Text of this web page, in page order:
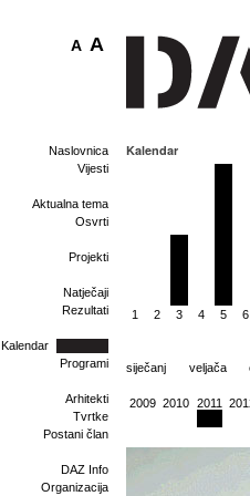
A A
Naslovnica
Vijesti
Aktualna tema
Osvrti
Projekti
Natječaji
Rezultati
Kalendar
Programi
Arhitekti
Tvrtke
Postani član
DAZ Info
Organizacija
Kalendar
1 2 3 4 5 6
siječanj veljača
2009 2010 2011